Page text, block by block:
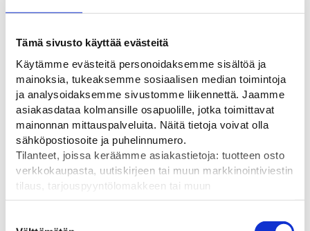
Tämä sivusto käyttää evästeitä
Käytämme evästeitä personoidaksemme sisältöä ja
mainoksia, tukeaksemme sosiaalisen median toimintoja
ja analysoidaksemme sivustomme liikennettä. Jaamme
asiakasdataa kolmansille osapuolille, jotka toimittavat
mainonnan mittauspalveluita. Näitä tietoja voivat olla
sähköpostiosoite ja puhelinnumero.
Tilanteet, joissa keräämme asiakastietoja: tuotteen osto
verkkokaupasta, uutiskirjeen tai muun markkinointiviestin
tilaus, tarjouspyyntölomakkeen tai muun
yhteydenottolomakkeen lähettäminen, käyttäjätilin
Saatat myös pitää...